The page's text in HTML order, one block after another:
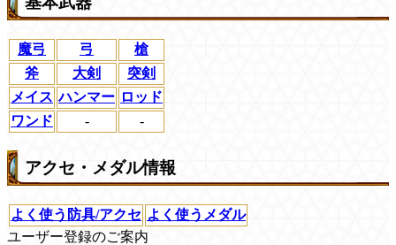
魔弓 弓
槍
斧
大剣
突剣
メイス ハンマー ロッド
ワンド
- -
アクセ・メダル情報
よく使う防具/アクセ よく使うメダル
ユーザー登録のご案内